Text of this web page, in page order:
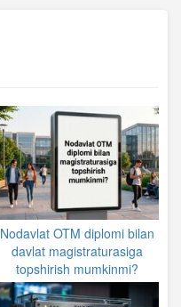
Nodavlat OTM diplomi bilan
davlat magistraturasiga
topshirish mumkinmi?